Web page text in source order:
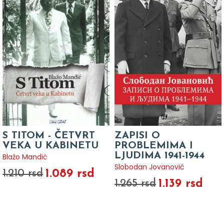
S TITOM - ČETVRT
VEKA U KABINETU
Blažo Mandić
1.210 rsd 1.089 rsd
ZAPISI O
PROBLEMIMA I
LJUDIMA 1941-1944
Slobodan Jovanović
1.265 rsd 1.139 rsd